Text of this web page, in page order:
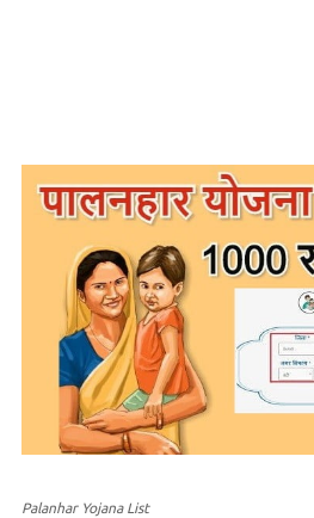
Palanhar Yojana List